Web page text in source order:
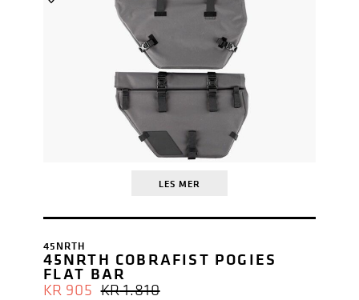
LES MER
45NRTH
45NRTH COBRAFIST POGIES
FLAT BAR
KR1.810OPPRINNELIG
KR 905
NÅVÆRENDE